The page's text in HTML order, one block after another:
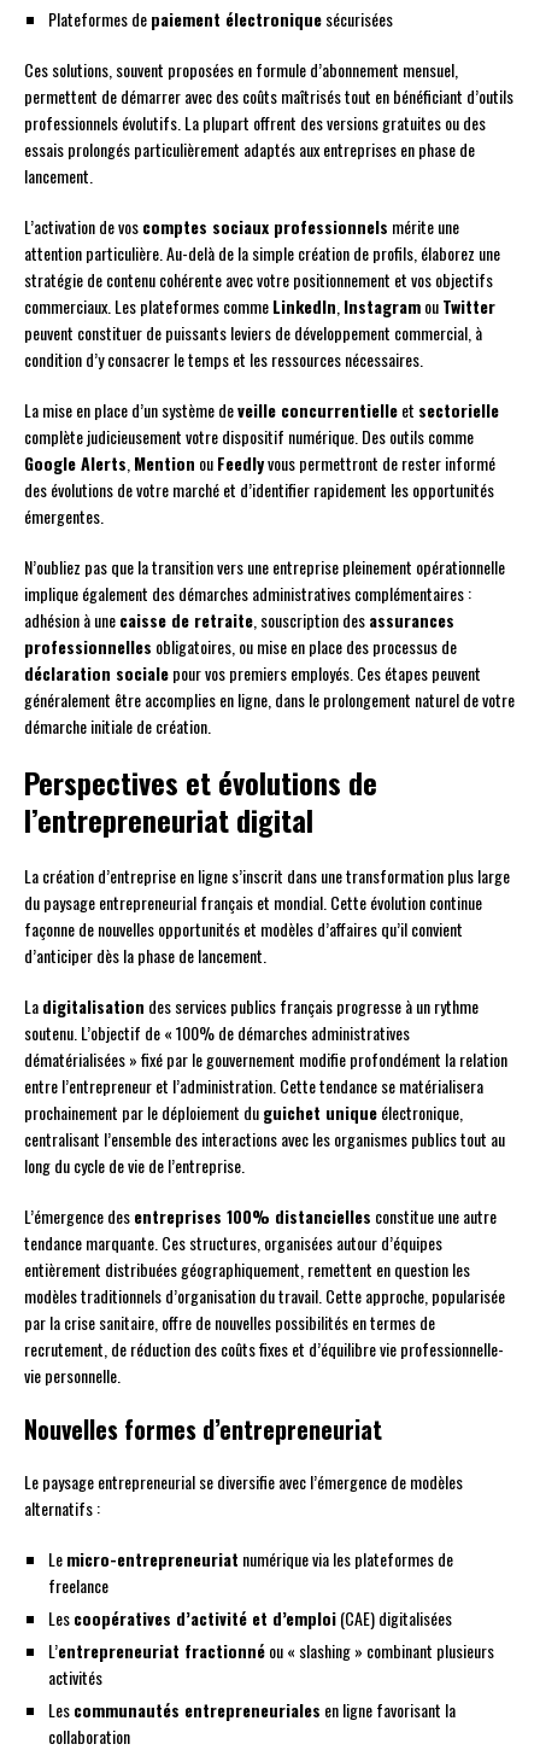
Plateformes depaiement électroniquesécurisées
Ces solutions, souvent proposées en formule d’abonnement mensuel,
permettent de démarrer avec des coûts maîtrisés tout en bénéficiant d’outils
professionnels évolutifs. La plupart offrent des versions gratuites ou des
essais prolongés particulièrement adaptés aux entreprises en phase de
lancement.
L’activation de voscomptes sociaux professionnels mérite une
attention particulière. Au-delà de la simple création de profils, élaborez une
stratégie de contenu cohérente avec votre positionnement et vos objectifs
commerciaux. Les plateformes commeLinkedIn InstagramouTwitter
peuvent constituer de puissants leviers de développement commercial, à
condition d’y consacrer le temps et les ressources nécessaires.
La mise en place d’un système deveille concurrentielleet sectorielle
complète judicieusement votre dispositif numérique. Des outils comme
Google Alerts Mention ouFeedlyvous permettront de rester informé
des évolutions de votre marché et d’identifier rapidement les opportunités
émergentes.
N’oubliez pas que la transition vers une entreprise pleinement opérationnelle
implique également des démarches administratives complémentaires :
adhésion à unecaisse de retraite , souscription desassurances
professionnelles obligatoires, ou mise en place des processus de
déclaration socialepour vos premiers employés. Ces étapes peuvent
généralement être accomplies en ligne, dans le prolongement naturel de votre
démarche initiale de création.
Perspectives et évolutions de
l’entrepreneuriat digital
La création d’entreprise en ligne s’inscrit dans une transformation plus large
du paysage entrepreneurial français et mondial. Cette évolution continue
façonne de nouvelles opportunités et modèles d’affaires qu’il convient
d’anticiper dès la phase de lancement.
Ladigitalisation des services publics français progresse à un rythme
soutenu. L’objectif de « 100% de démarches administratives
dématérialisées » fixé par le gouvernement modifie profondément la relation
entre l’entrepreneur et l’administration. Cette tendance se matérialisera
prochainement par le déploiement duguichet uniqueélectronique,
centralisant l’ensemble des interactions avec les organismes publics tout au
long du cycle de vie de l’entreprise.
L’émergence desentreprises 100% distancielles constitue une autre
tendance marquante. Ces structures, organisées autour d’équipes
entièrement distribuées géographiquement, remettent en question les
modèles traditionnels d’organisation du travail. Cette approche, popularisée
par la crise sanitaire, offre de nouvelles possibilités en termes de
recrutement, de réduction des coûts fixes et d’équilibre vie professionnelle-
vie personnelle.
Nouvelles formes d’entrepreneuriat
Le paysage entrepreneurial se diversifie avec l’émergence de modèles
alternatifs :
Lemicro-entrepreneuriat numérique via les plateformes de
freelance
Lescoopératives d’activité et d’emploi(CAE) digitalisées
L’entrepreneuriat fractionnéou « slashing » combinant plusieurs
activités
Lescommunautés entrepreneuriales en ligne favorisant la
collaboration